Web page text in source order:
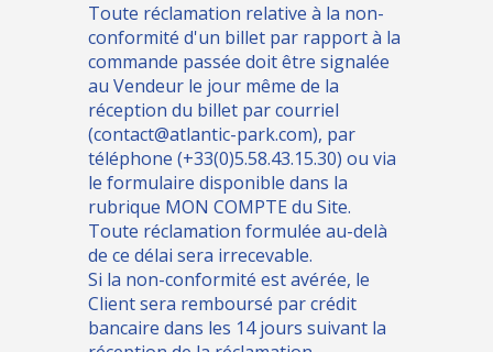
Toute réclamation relative à la non-
conformité d'un billet par rapport à la
commande passée doit être signalée
au Vendeur le jour même de la
réception du billet par courriel
(contact@atlantic-park.com), par
téléphone (+33(0)5.58.43.15.30) ou via
le formulaire disponible dans la
rubrique MON COMPTE du Site.
Toute réclamation formulée au-delà
de ce délai sera irrecevable.
Si la non-conformité est avérée, le
Client sera remboursé par crédit
bancaire dans les 14 jours suivant la